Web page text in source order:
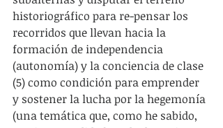
historiográfico para re-pensar los
recorridos que llevan hacia la
formación de independencia
(autonomía) y la conciencia de clase
(5) como condición para emprender
y sostener la lucha por la hegemonía
(una temática que, como he sabido,